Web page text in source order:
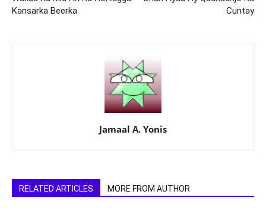
Kansarka Beerka
Cuntay
Jamaal A. Yonis
RELATED ARTICLES MORE FROM AUTHOR